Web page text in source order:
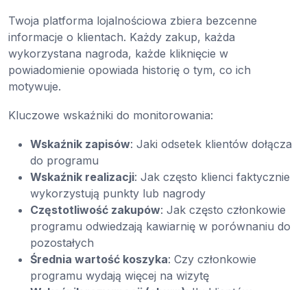
Twoja platforma lojalnościowa zbiera bezcenne
informacje o klientach. Każdy zakup, każda
wykorzystana nagroda, każde kliknięcie w
powiadomienie opowiada historię o tym, co ich
motywuje.
Kluczowe wskaźniki do monitorowania:
Wskaźnik zapisów: Jaki odsetek klientów dołącza
do programu
Wskaźnik realizacji: Jak często klienci faktycznie
wykorzystują punkty lub nagrody
Częstotliwość zakupów: Jak często członkowie
programu odwiedzają kawiarnię w porównaniu do
pozostałych
Średnia wartość koszyka: Czy członkowie
programu wydają więcej na wizytę